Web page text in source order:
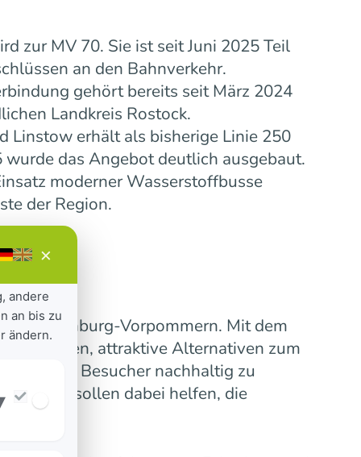
zur MV 70. Sie ist seit Juni 2025 Teil
an den Bahnverkehr.
gehört bereits seit März 2024
Landkreis Rostock.
Linstow erhält als bisherige Linie 250
das Angebot deutlich ausgebaut.
moderner Wasserstoffbusse
der Region.
Mecklenburg-Vorpommern. Mit dem
verbinden, attraktive Alternativen zum
und Besucher nachhaltig zu
sollen dabei helfen, die
×
andere
an bis zu
ändern.